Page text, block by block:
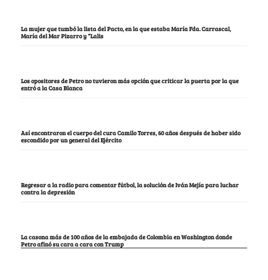
La mujer que tumbó la lista del Pacto, en la que estaba María Fda. Carrascal,
María del Mar Pizarro y “Lalis
Los opositores de Petro no tuvieron más opción que criticar la puerta por la que
entró a la Casa Blanca
Así encontraron el cuerpo del cura Camilo Torres, 60 años después de haber sido
escondido por un general del Ejército
Regresar a la radio para comentar fútbol, la solución de Iván Mejía para luchar
contra la depresión
La casona más de 100 años de la embajada de Colombia en Washington donde
Petro afinó su cara a cara con Trump